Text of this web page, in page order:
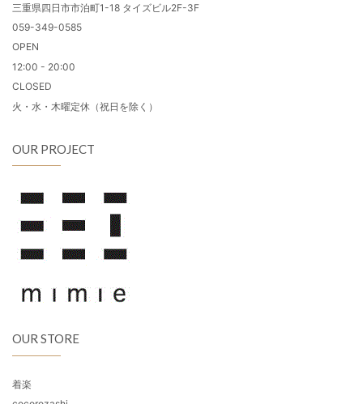
三重県四日市市泊町1-18 タイズビル2F-3F
059-349-0585
OPEN
12:00 - 20:00
CLOSED
火・水・木曜定休（祝日を除く）
OUR PROJECT
OUR STORE
着楽